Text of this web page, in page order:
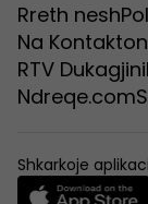
Rreth nesh
Na
RTV Dukagjini
Ndreqe.com
Shkarkoje